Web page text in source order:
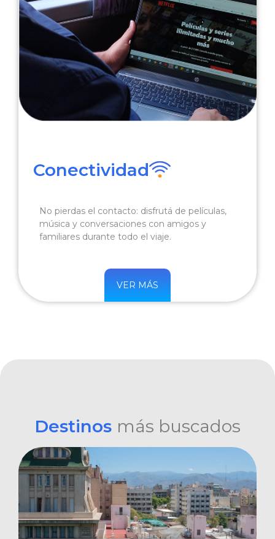
Conectividad
No pierdas el contacto: disfrutá de películas,
música y conversaciones con amigos y
familiares durante todo el viaje.
VER MÁS
Destinos más buscados